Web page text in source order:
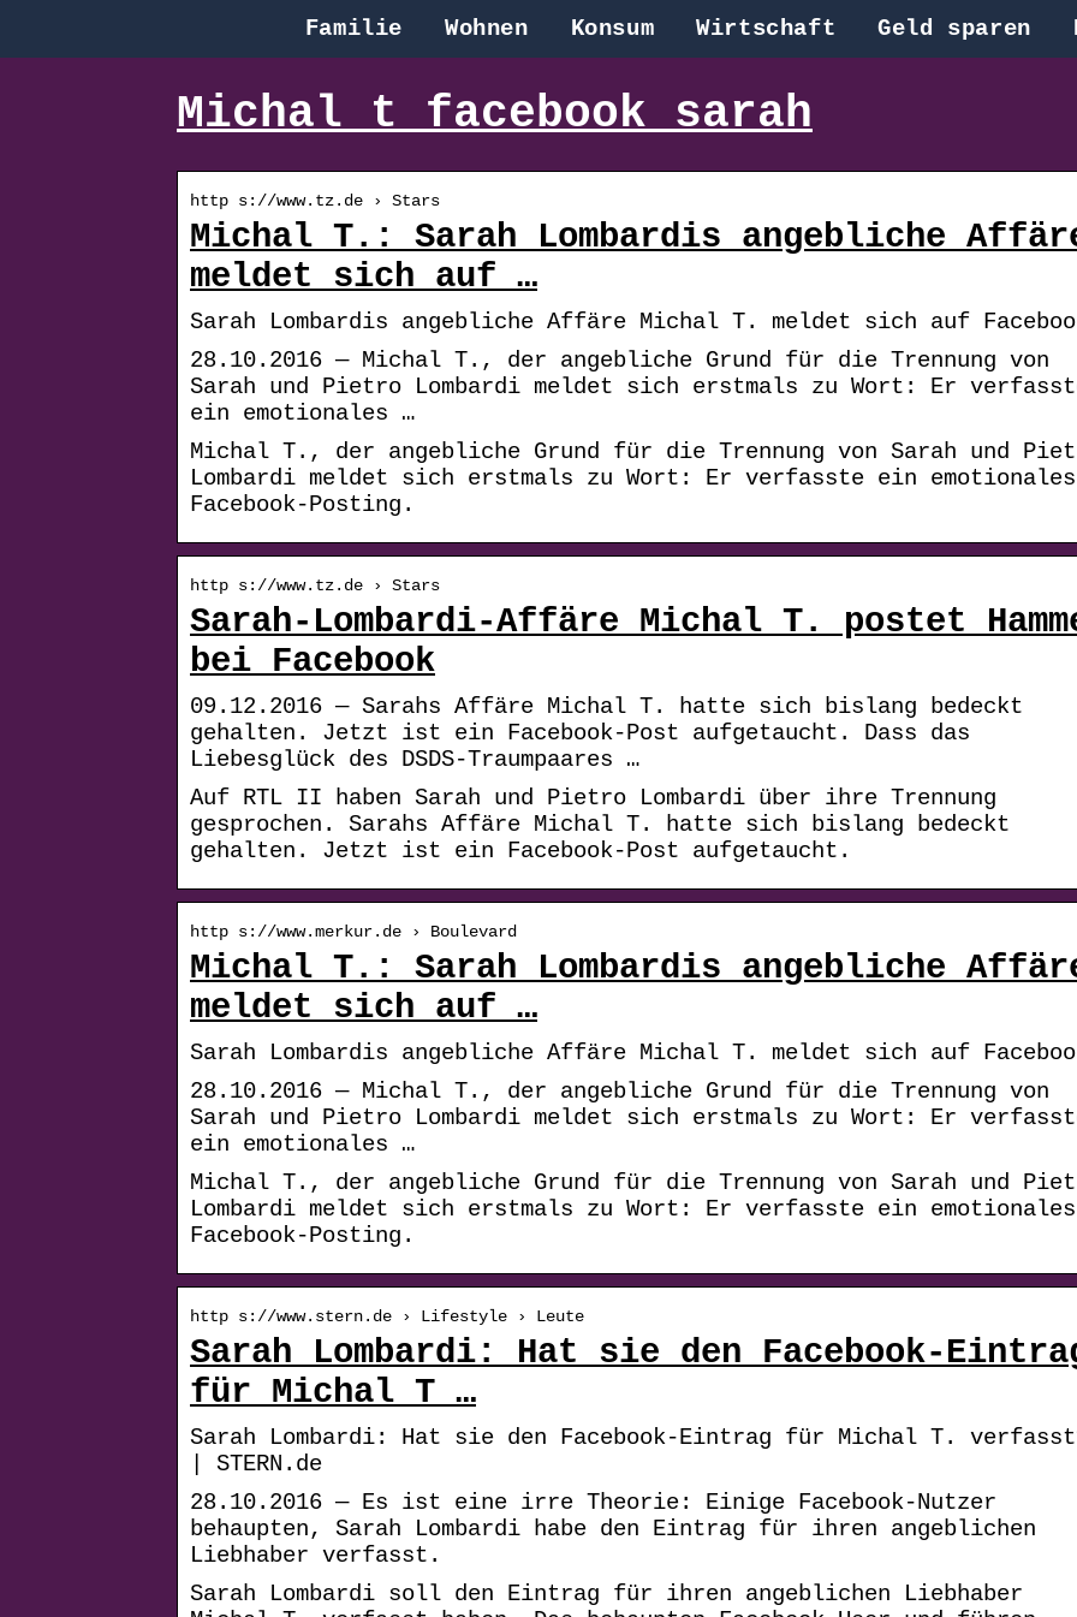
Familie Wohnen Konsum Wirtschaft Geld sparen
Michal t facebook sarah
http s://www.tz.de › Stars
Michal T.: Sarah Lombardis angebliche
meldet sich auf …
Sarah Lombardis angebliche Affäre Michal T. meldet sich auf
28.10.2016 — Michal T., der angebliche Grund für die Trennung von
Sarah und Pietro Lombardi meldet sich erstmals zu Wort: Er
ein emotionales …
Michal T., der angebliche Grund für die Trennung von Sarah und
Lombardi meldet sich erstmals zu Wort: Er verfasste ein emotionales
Facebook-Posting.
http s://www.tz.de › Stars
Sarah-Lombardi-Affäre Michal T. postet
bei Facebook
09.12.2016 — Sarahs Affäre Michal T. hatte sich bislang bedeckt
gehalten. Jetzt ist ein Facebook-Post aufgetaucht. Dass das
Liebesglück des DSDS-Traumpaares …
Auf RTL II haben Sarah und Pietro Lombardi über ihre Trennung
gesprochen. Sarahs Affäre Michal T. hatte sich bislang bedeckt
gehalten. Jetzt ist ein Facebook-Post aufgetaucht.
http s://www.merkur.de › Boulevard
Michal T.: Sarah Lombardis angebliche
meldet sich auf …
Sarah Lombardis angebliche Affäre Michal T. meldet sich auf
28.10.2016 — Michal T., der angebliche Grund für die Trennung von
Sarah und Pietro Lombardi meldet sich erstmals zu Wort: Er
ein emotionales …
Michal T., der angebliche Grund für die Trennung von Sarah und
Lombardi meldet sich erstmals zu Wort: Er verfasste ein emotionales
Facebook-Posting.
http s://www.stern.de › Lifestyle › Leute
Sarah Lombardi: Hat sie den Facebook-
für Michal T …
Sarah Lombardi: Hat sie den Facebook-Eintrag für Michal T.
| STERN.de
28.10.2016 — Es ist eine irre Theorie: Einige Facebook-Nutzer
behaupten, Sarah Lombardi habe den Eintrag für ihren angeblichen
Liebhaber verfasst.
Sarah Lombardi soll den Eintrag für ihren angeblichen Liebhaber